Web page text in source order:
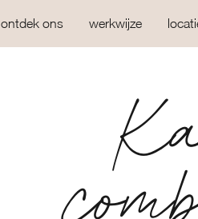
ontdek ons werkwijze